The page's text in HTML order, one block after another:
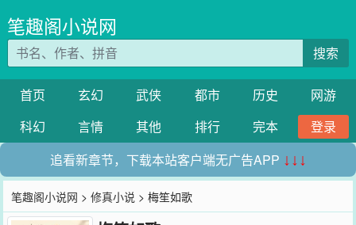
笔趣阁小说网
搜索
首页 玄幻 武侠 都市 历史
网游
科幻
言情 其他 排行 完本
登录
追看新章节，下载本站客户端无广告APP ↓↓↓
笔趣阁小说网 >修真小说 > 梅笙如歌